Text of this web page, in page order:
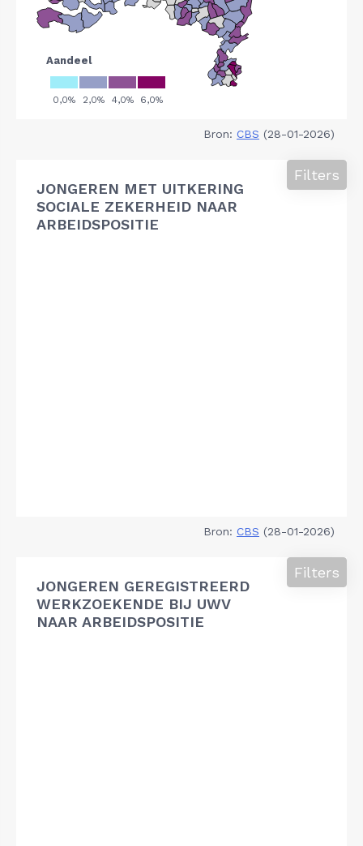
Bron: CBS (28-01-2026)
JONGEREN MET UITKERING
SOCIALE ZEKERHEID NAAR
ARBEIDSPOSITIE
Filters
Bron: CBS (28-01-2026)
JONGEREN GEREGISTREERD
WERKZOEKENDE BIJ UWV
NAAR ARBEIDSPOSITIE
Filters